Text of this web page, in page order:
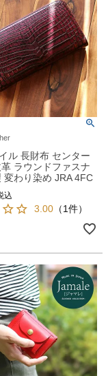
ル 長財布 センター
ラウンドファスナ
変わり染め JRA 4FC
込
3.00 （1件）